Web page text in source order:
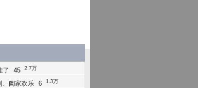
了 45 2.7万
、阖家欢乐 6 1.3万